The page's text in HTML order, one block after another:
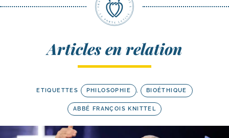
Articles en relation
ETIQUETTES PHILOSOPHIE , BIOÉTHIQUE
ABBÉ FRANÇOIS KNITTEL